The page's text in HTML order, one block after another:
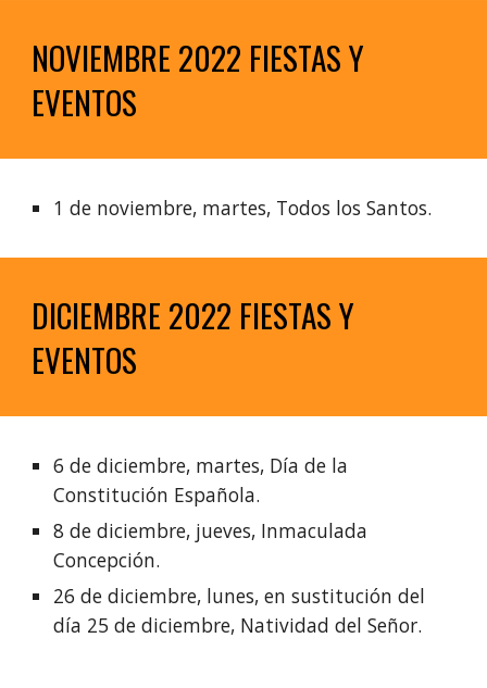
NOVIEMBRE 2022 FIESTAS Y
EVENTOS
1 de noviembre, martes, Todos los Santos.
DICIEMBRE 2022 FIESTAS Y
EVENTOS
6 de diciembre, martes, Día de la
Constitución Española.
8 de diciembre, jueves, Inmaculada
Concepción.
26 de diciembre, lunes, en sustitución del
día 25 de diciembre, Natividad del Señor.